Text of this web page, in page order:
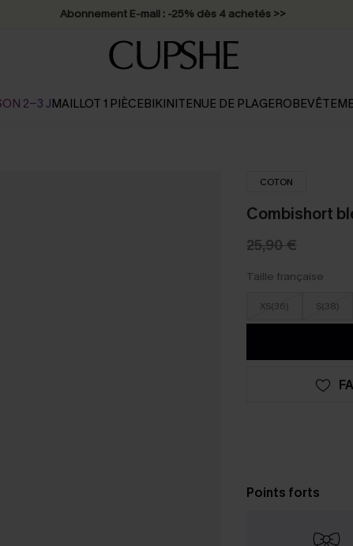
Abonnement E-mail : -25% dès 4 achetés >>
2-3 JMAILLOT 1 PIÈCEBIKINITENUE DE PLAGEROBE
COTON
Combishort
25,90 €
Taille française
XS(36) S(38)
Points forts